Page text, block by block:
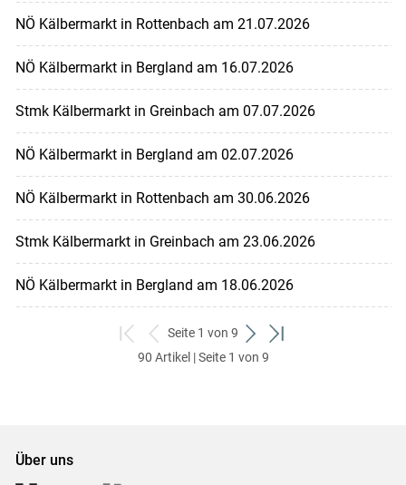
NÖ Kälbermarkt in Rottenbach am 21.07.2026
NÖ Kälbermarkt in Bergland am 16.07.2026
Stmk Kälbermarkt in Greinbach am 07.07.2026
NÖ Kälbermarkt in Bergland am 02.07.2026
NÖ Kälbermarkt in Rottenbach am 30.06.2026
Stmk Kälbermarkt in Greinbach am 23.06.2026
NÖ Kälbermarkt in Bergland am 18.06.2026
zum
ersten
zurück
zum
Seite 1 von 9
weiter
zum
zum
90 Artikel | Seite 1 von 9
Über uns